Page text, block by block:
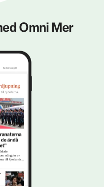
Omni Mer